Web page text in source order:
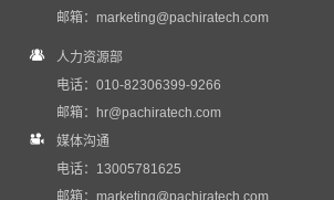
邮箱：marketing@pachiratech.com
人力资源部
电话：010-82306399-9266
邮箱：
hr@pachiratech.com
媒体沟通
电话：13005781625